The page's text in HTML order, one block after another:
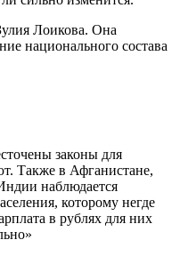
Лоикова. Она
национального состава
законы для
Также в Афганистане,
наблюдается
которому негде
в рублях для них